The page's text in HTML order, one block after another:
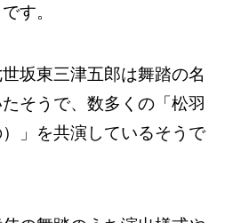
す。
坂東三津五郎は舞踏の名
そうで、数多くの「松羽
」を共演しているそうで